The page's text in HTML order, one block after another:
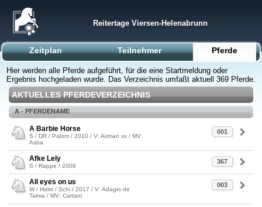
Reitertage Viersen-Helenabrunn
Zeitplan Teilnehmer Pferde
Hier werden alle Pferde aufgeführt, für die eine Startmeldung oder
Ergebnis hochgeladen wurde. Das Verzeichnis umfaßt aktuell 369 Pferde.
AKTUELLES PFERDEVERZEICHNIS
A - PFERDENAME
001
A Barbie Horse
S / DR / Palom / 2010 / V: Airman xx / MV:
Asba
367
Afke Lely
S / Rappe / 2008
003
All eyes on us
W / Holst / Schi / 2017 / V: Adagio de
Talma / MV: Cartani